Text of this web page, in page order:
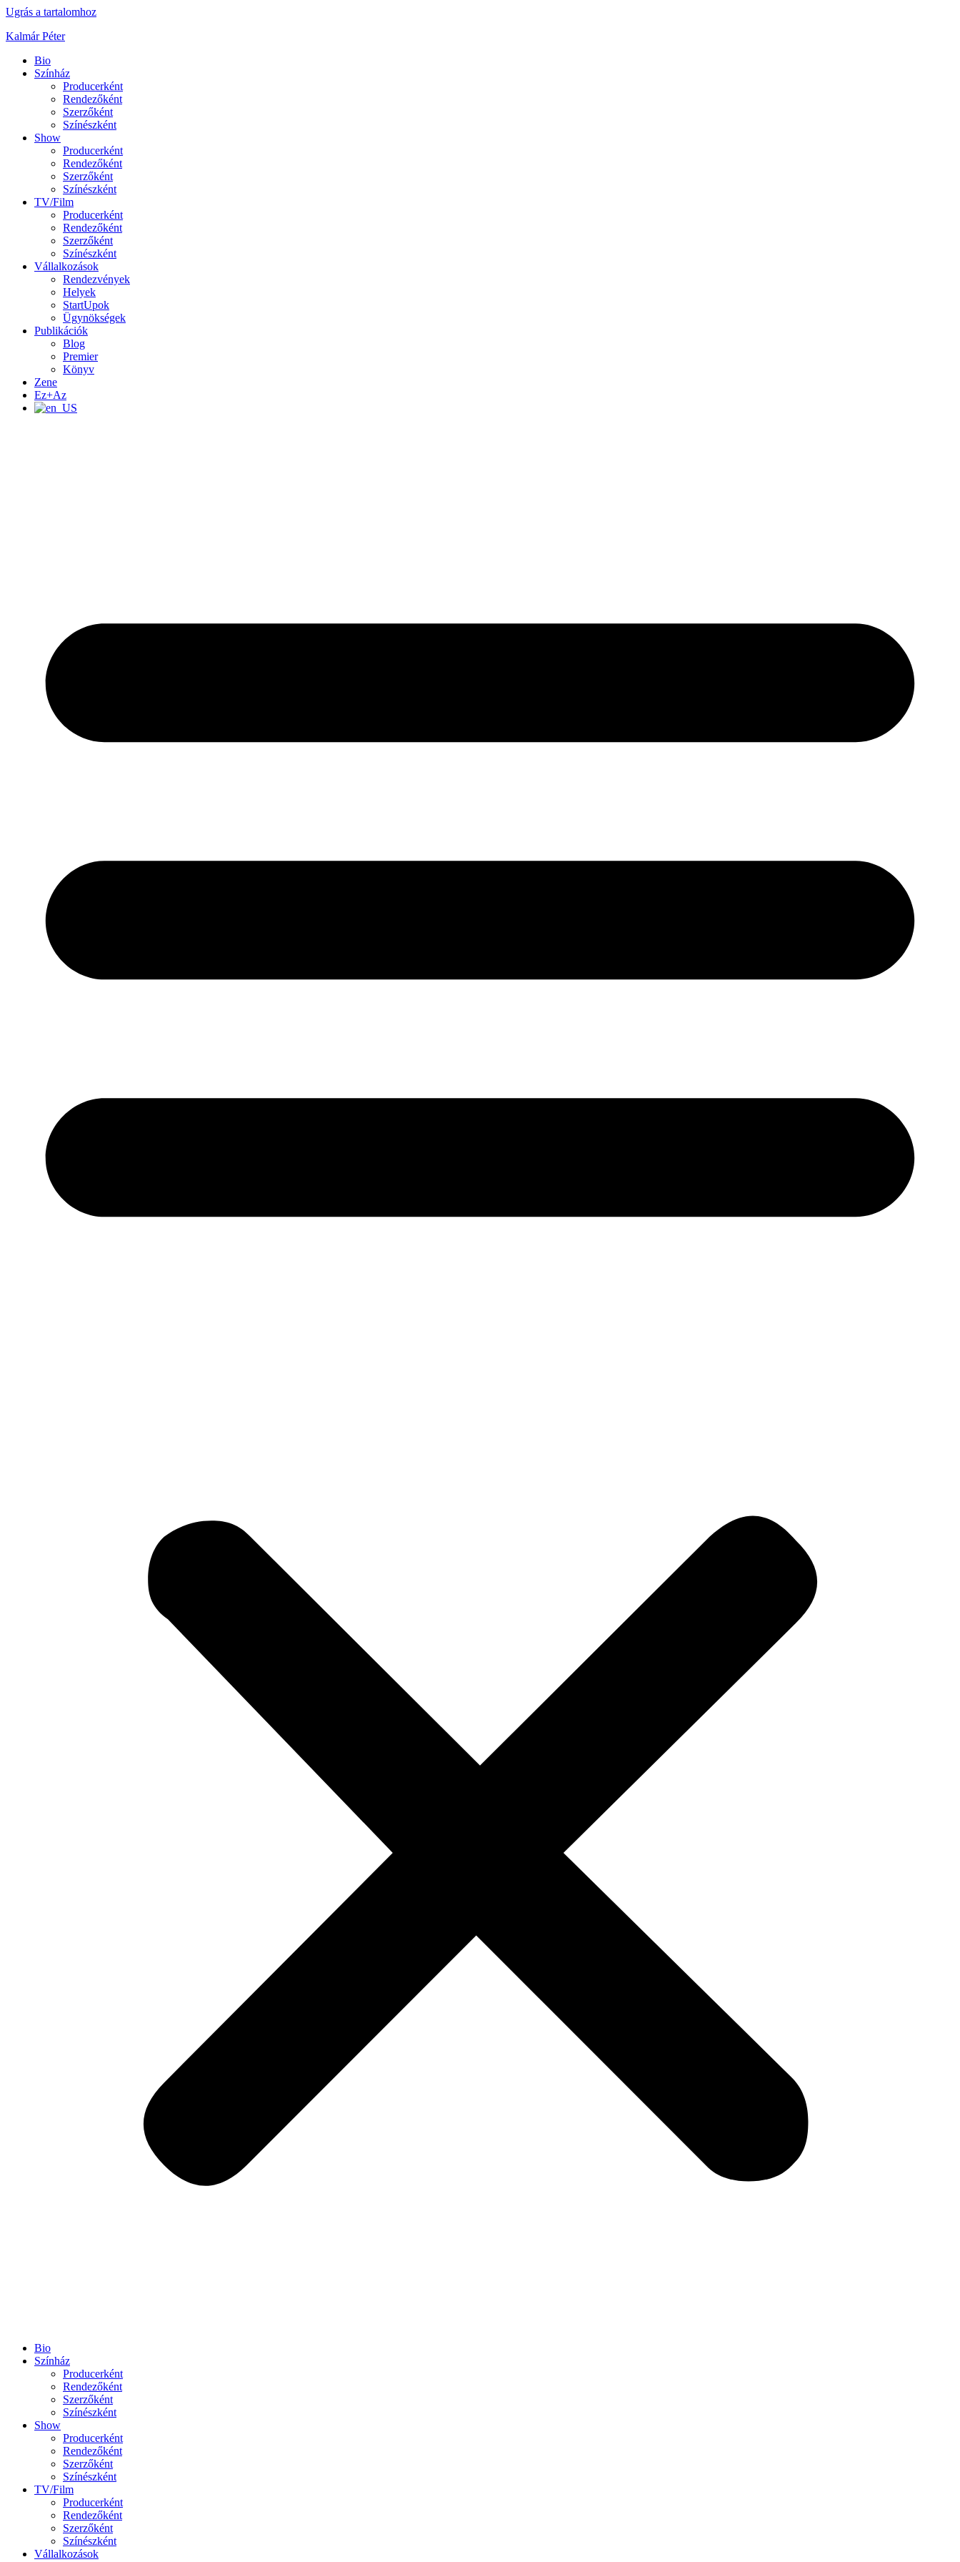
Ugrás a tartalomhoz
Kalmár Péter
Bio
Színház
Producerként
Rendezőként
Szerzőként
Színészként
Show
Producerként
Rendezőként
Szerzőként
Színészként
TV/Film
Producerként
Rendezőként
Szerzőként
Színészként
Vállalkozások
Rendezvények
Helyek
StartUpok
Ügynökségek
Publikációk
Blog
Premier
Könyv
Zene
Ez+Az
Bio
Színház
Producerként
Rendezőként
Szerzőként
Színészként
Show
Producerként
Rendezőként
Szerzőként
Színészként
TV/Film
Producerként
Rendezőként
Szerzőként
Színészként
Vállalkozások